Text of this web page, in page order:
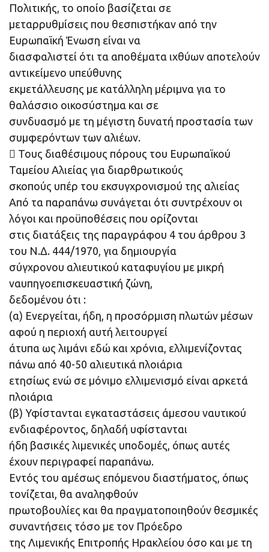
Πολιτικής, το οποίο βασίζεται σε
μεταρρυθμίσεις που θεσπιστήκαν από την
Ευρωπαϊκή Ένωση είναι να
διασφαλιστεί ότι τα αποθέματα ιχθύων αποτελούν
αντικείμενο υπεύθυνης
εκμετάλλευσης με κατάλληλη μέριμνα για το
θαλάσσιο οικοσύστημα και σε
συνδυασμό με τη μέγιστη δυνατή προστασία των
συμφερόντων των αλιέων.
 Τους διαθέσιμους πόρους του Ευρωπαϊκού
Ταμείου Αλιείας για διαρθρωτικούς
σκοπούς υπέρ του εκσυγχρονισμού της αλιείας
Από τα παραπάνω συνάγεται ότι συντρέχουν οι
λόγοι και προϋποθέσεις που ορίζονται
στις διατάξεις της παραγράφου 4 του άρθρου 3
του Ν.Δ. 444/1970, για δημιουργία
σύγχρονου αλιευτικού καταφυγίου με μικρή
ναυπηγοεπισκευαστική ζώνη,
δεδομένου ότι :
(α) Ενεργείται, ήδη, η προσόρμιση πλωτών μέσων
αφού η περιοχή αυτή λειτουργεί
άτυπα ως λιμάνι εδώ και χρόνια, ελλιμενίζοντας
πάνω από 40-50 αλιευτικά πλοιάρια
ετησίως ενώ σε μόνιμο ελλιμενισμό είναι αρκετά
πλοιάρια
(β) Υφίστανται εγκαταστάσεις άμεσου ναυτικού
ενδιαφέροντος, δηλαδή υφίστανται
ήδη βασικές λιμενικές υποδομές, όπως αυτές
έχουν περιγραφεί παραπάνω.
Εντός του αμέσως επόμενου διαστήματος, όπως
τονίζεται, θα αναληφθούν
πρωτοβουλίες και θα πραγματοποιηθούν θεσμικές
συναντήσεις τόσο με τον Πρόεδρο
της Λιμενικής Επιτροπής Ηρακλείου όσο και με τη